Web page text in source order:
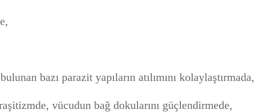
bazı parazit yapıların atılımını kolaylaştırmada,
vücudun bağ dokularını güçlendirmede,